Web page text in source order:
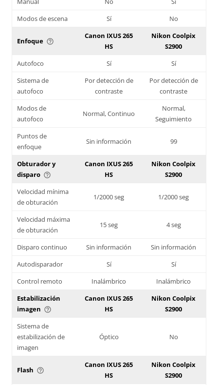
Modos de escena
Sí No
Enfoque help_outline
Canon IXUS 265
HS
Nikon Coolpix
S2900
Autofoco
Sí
Sí
Sistema de
autofoco
Por detección de
contraste
Por detección de
contraste
Modos de
autofoco
Normal, Continuo
Normal,
Seguimiento
Puntos de
enfoque
Sin información 99
Obturador y
disparo help_outline
Canon IXUS 265
HS
Nikon Coolpix
S2900
Velocidad mínima
de obturación
1/2000 seg 1/2000 seg
Velocidad máxima
de obturación
15 seg 4 seg
Disparo continuo Sin información
Sin información
Autodisparador
Sí
Sí
Control remoto
Inalámbrico
Inalámbrico
Estabilización
imagen help_outline
Canon IXUS 265
HS
Nikon Coolpix
S2900
Sistema de
estabilización de
imagen
Óptico No
Flash help_outline
Canon IXUS 265
HS
Nikon Coolpix
S2900